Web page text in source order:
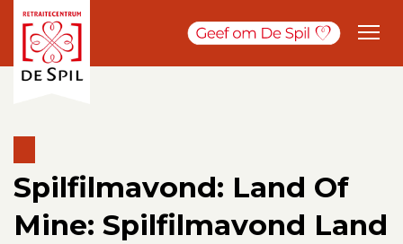
Spilfilmavond: Land Of
Mine: Spilfilmavond Land